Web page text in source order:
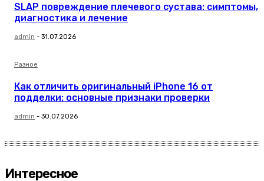
SLAP повреждение плечевого сустава: симптомы,
диагностика и лечение
admin - 31.07.2026
Разное
Как отличить оригинальный iPhone 16 от
подделки: основные признаки проверки
admin - 30.07.2026
Интересное